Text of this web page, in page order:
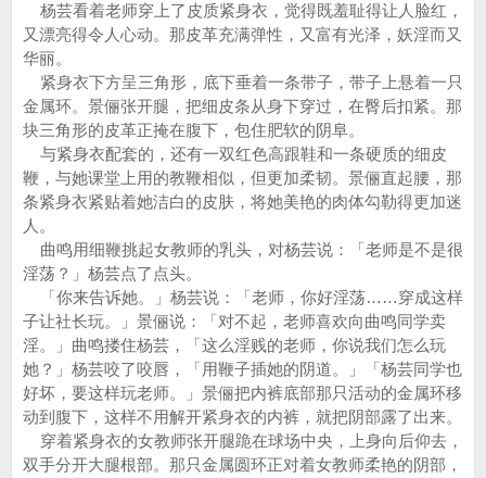
杨芸看着老师穿上了皮质紧身衣，觉得既羞耻得让人脸红，
又漂亮得令人心动。那皮革充满弹性，又富有光泽，妖淫而又
华丽。
紧身衣下方呈三角形，底下垂着一条带子，带子上悬着一只
金属环。景俪张开腿，把细皮条从身下穿过，在臀后扣紧。那
块三角形的皮革正掩在腹下，包住肥软的阴阜。
与紧身衣配套的，还有一双红色高跟鞋和一条硬质的细皮
鞭，与她课堂上用的教鞭相似，但更加柔韧。景俪直起腰，那
条紧身衣紧贴着她洁白的皮肤，将她美艳的肉体勾勒得更加迷
人。
曲鸣用细鞭挑起女教师的乳头，对杨芸说：「老师是不是很
淫荡？」杨芸点了点头。
「你来告诉她。」杨芸说：「老师，你好淫荡……穿成这样
子让社长玩。」景俪说：「对不起，老师喜欢向曲鸣同学卖
淫。」曲鸣搂住杨芸，「这么淫贱的老师，你说我们怎么玩
她？」杨芸咬了咬唇，「用鞭子插她的阴道。」「杨芸同学也
好坏，要这样玩老师。」景俪把内裤底部那只活动的金属环移
动到腹下，这样不用解开紧身衣的内裤，就把阴部露了出来。
穿着紧身衣的女教师张开腿跪在球场中央，上身向后仰去，
双手分开大腿根部。那只金属圆环正对着女教师柔艳的阴部，